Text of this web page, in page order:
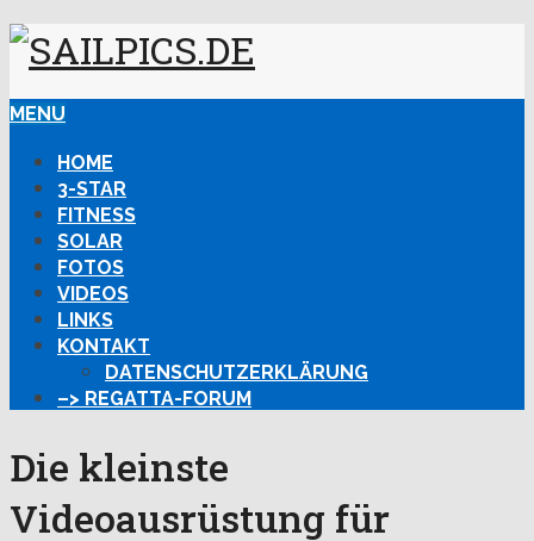
MENU
HOME
3-STAR
FITNESS
SOLAR
FOTOS
VIDEOS
LINKS
KONTAKT
DATENSCHUTZERKLÄRUNG
–> REGATTA-FORUM
Die kleinste
Videoausrüstung für